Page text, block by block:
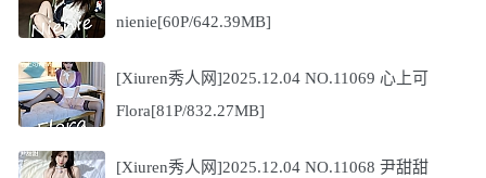
nienie[60P/642.39MB]
[Xiuren秀人网]2025.12.04 NO.11069 心上可
Flora[81P/832.27MB]
[Xiuren秀人网]2025.12.04 NO.11068 尹甜甜